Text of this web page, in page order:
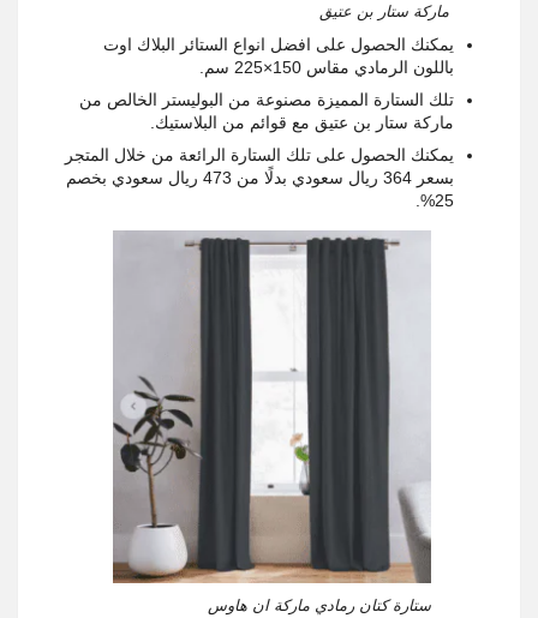
ماركة ستار بن عتيق
يمكنك الحصول على افضل انواع الستائر البلاك اوت
باللون الرمادي مقاس 150×225 سم.
تلك الستارة المميزة مصنوعة من البوليستر الخالص من
ماركة ستار بن عتيق مع قوائم من البلاستيك.
يمكنك الحصول على تلك الستارة الرائعة من خلال المتجر
بسعر 364 ريال سعودي بدلًا من 473 ريال سعودي بخصم
25%.
ستارة كتان رمادي ماركة ان هاوس